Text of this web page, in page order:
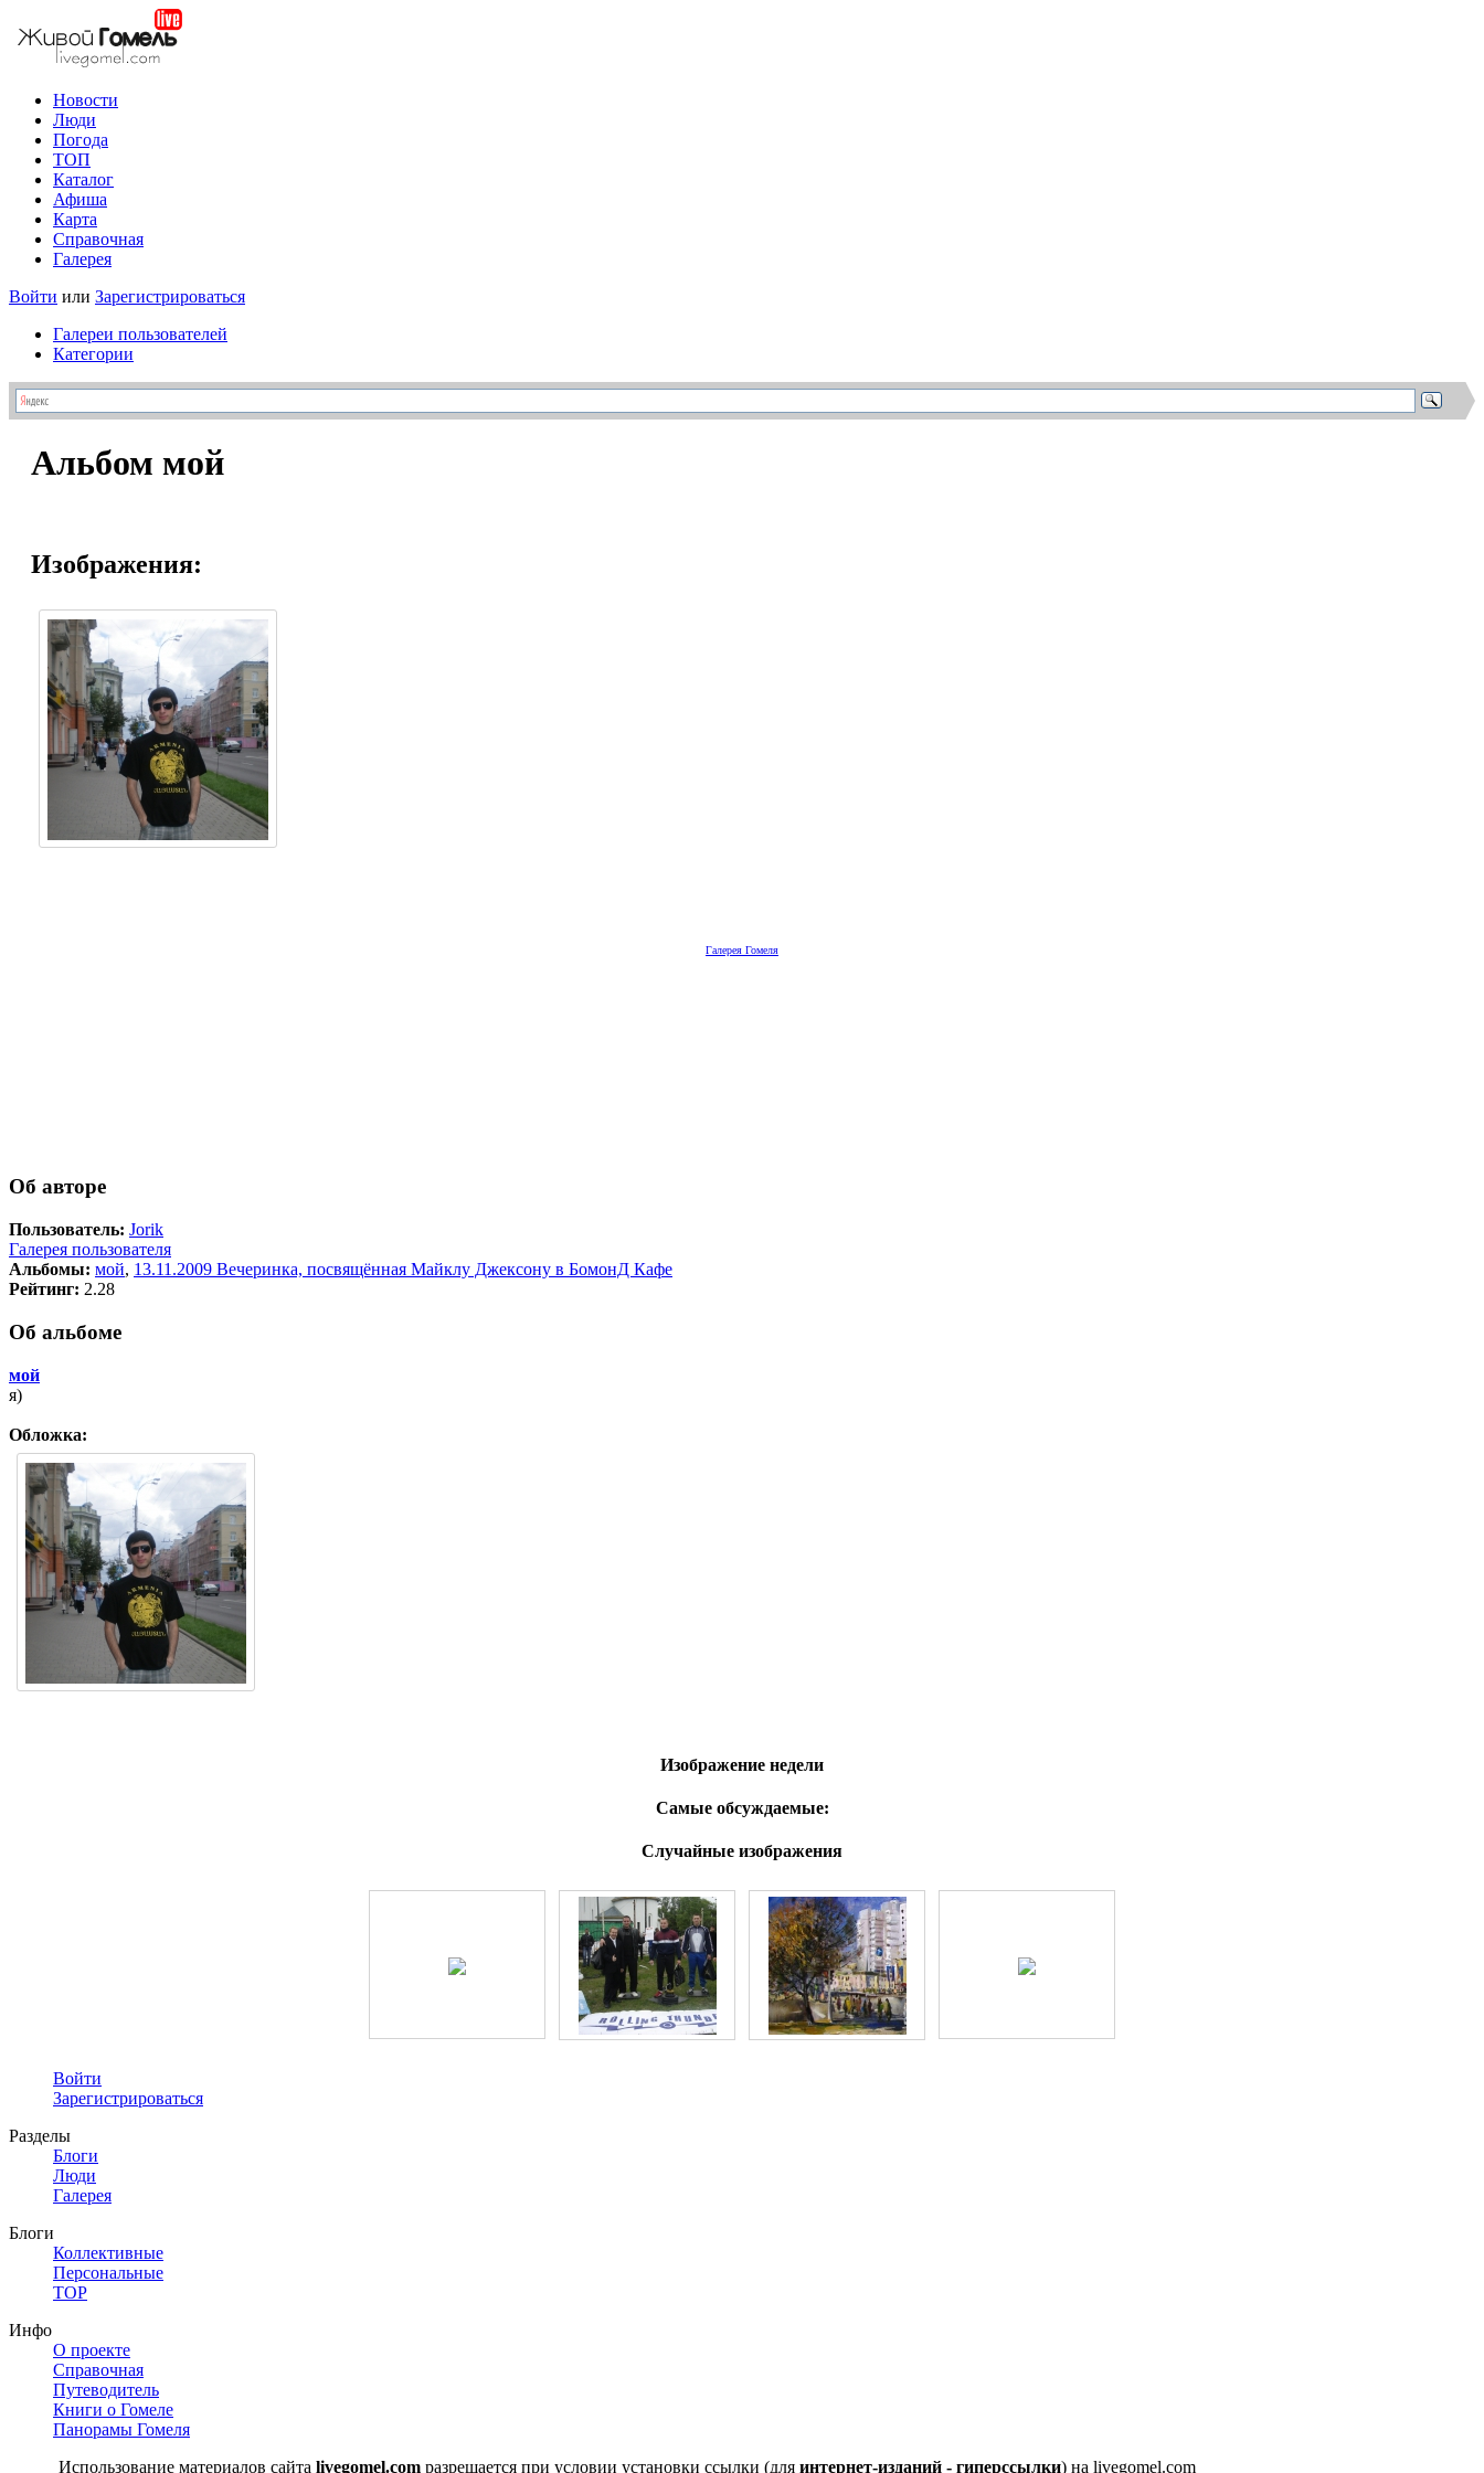
Новости
Люди
Погода
ТОП
Каталог
Афиша
Карта
Справочная
Галерея
Войти или Зарегистрироваться
Галереи пользователей
Категории
Альбом мой
Изображения:
Галерея Гомеля
Об авторе
Пользователь: Jorik
Галерея пользователя
Альбомы: мой, 13.11.2009 Вечеринка, посвящённая Майклу Джексону в БомонД Кафе
Рейтинг: 2.28
Об альбоме
мой
я)
Обложка:
Изображение недели
Самые обсуждаемые:
Случайные изображения
Войти
Зарегистрироваться
Разделы
Блоги
Люди
Галерея
Блоги
Коллективные
Персональные
TOP
Инфо
О проекте
Справочная
Путеводитель
Книги о Гомеле
Панорамы Гомеля
Использование материалов сайта livegomel.com разрешается при условии установки ссылки (для интернет-изданий - гиперссылки) на livegomel.com